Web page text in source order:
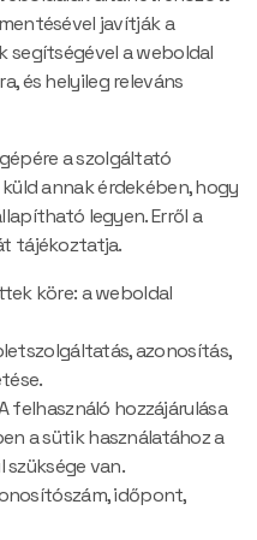
javítják a
segítségével a weboldal
és helyileg releváns
a szolgáltató
annak érdekében, hogy
legyen. Erről a
tájékoztatja.
köre: a weboldal
azonosítás,
felhasználó hozzájárulása
a sütik használatához a
van.
időpont,